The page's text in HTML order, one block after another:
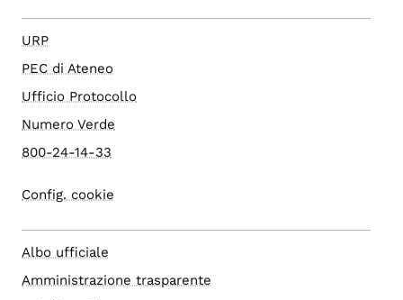
URP
PEC di Ateneo
Ufficio Protocollo
Numero Verde
800-24-14-33
Config. cookie
Albo ufficiale
Amministrazione trasparente